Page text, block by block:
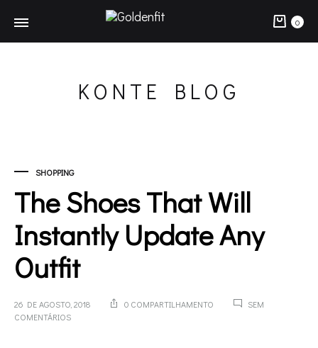
0
KONTE BLOG
SHOPPING
The Shoes That Will
Instantly Update Any
Outfit
26 DE AGOSTO, 2018 0 COMPARTILHAMENTO
SEM
COMENTÁRIOSEM